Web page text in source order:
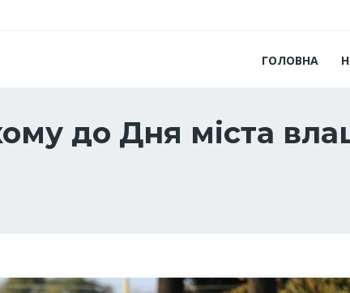
ГОЛОВНА
до Дня міста